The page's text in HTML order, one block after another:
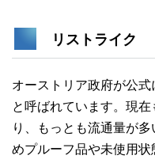
リストライク
オーストリア政府が公
と呼ばれています。現
り、もっとも流通量が
めプルーフ品や未使用